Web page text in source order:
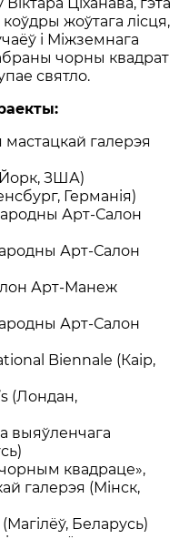
жоўтага лiсця,
i Мiжземнага
чорны квадрат
святло.
мастацкай галерэя
Йорк, ЗША)
Германiя)
Арт-Салон
Арт-Салон
Арт-Манеж
Арт-Салон
Biennale (Каiр,
(Лондан,
выяўленчага
квадраце»,
галерэя (Мiнск,
Беларусь)